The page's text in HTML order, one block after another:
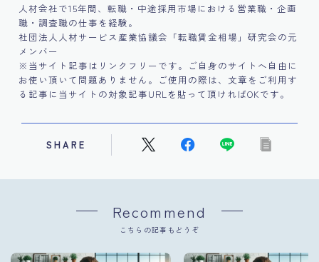
人材会社で15年間、転職・中途採用市場における営業職・企画
職・調査職の仕事を経験。
社団法人人材サービス産業協議会「転職賃金相場」研究会の元
メンバー
※当サイト記事はリンクフリーです。ご自身のサイトへ自由に
お使い頂いて問題ありません。ご使用の際は、文章をご利用す
る記事に当サイトの対象記事URLを貼って頂ければOKです。
SHARE
Recommend
こちらの記事もどうぞ